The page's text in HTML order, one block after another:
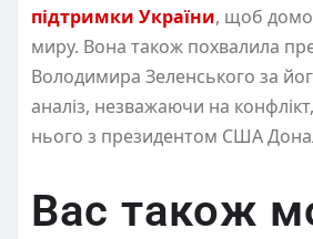
підтримки України, щоб
миру. Вона також похвалила
Володимира Зеленського за
аналіз, незважаючи на
нього з президентом США
Вас також